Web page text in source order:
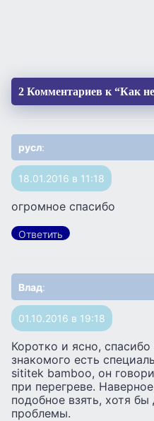
2 Комментариев к “Как не
русл:
18.01.2016 в 11:18
огромное спасибо
Ответить
Влад:
01.10.2016 в 19:18
Коротко и ясно,
знакомого есть
sititek bamboo, он
при перегреве.
подобное взять, хотя
проблемы.